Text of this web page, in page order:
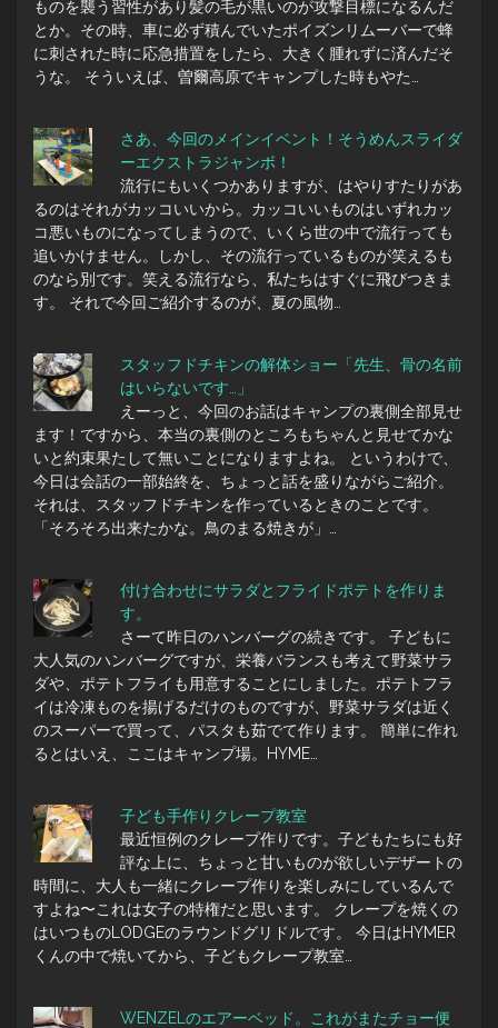
ものを襲う習性があり髪の毛が黒いのが攻撃目標になるんだ
とか。その時、車に必ず積んでいたポイズンリムーバーで蜂
に刺された時に応急措置をしたら、大きく腫れずに済んだそ
うな。 そういえば、曽爾高原でキャンプした時もやた…
さあ、今回のメインイベント！そうめんスライダ
ーエクストラジャンボ！
流行にもいくつかありますが、はやりすたりがあ
るのはそれがカッコいいから。カッコいいものはいずれカッ
コ悪いものになってしまうので、いくら世の中で流行っても
追いかけません。しかし、その流行っているものが笑えるも
のなら別です。笑える流行なら、私たちはすぐに飛びつきま
す。 それで今回ご紹介するのが、夏の風物…
スタッフドチキンの解体ショー「先生、骨の名前
はいらないです…」
えーっと、今回のお話はキャンプの裏側全部見せ
ます！ですから、本当の裏側のところもちゃんと見せてかな
いと約束果たして無いことになりますよね。 というわけで、
今日は会話の一部始終を、ちょっと話を盛りながらご紹介。
それは、スタッフドチキンを作っているときのことです。
「そろそろ出来たかな。鳥のまる焼きが」…
付け合わせにサラダとフライドポテトを作りま
す。
さーて昨日のハンバーグの続きです。 子どもに
大人気のハンバーグですが、栄養バランスも考えて野菜サラ
ダや、ポテトフライも用意することにしました。ポテトフラ
イは冷凍ものを揚げるだけのものですが、野菜サラダは近く
のスーパーで買って、パスタも茹でて作ります。 簡単に作れ
るとはいえ、ここはキャンプ場。HYME…
子ども手作りクレープ教室
最近恒例のクレープ作りです。子どもたちにも好
評な上に、ちょっと甘いものが欲しいデザートの
時間に、大人も一緒にクレープ作りを楽しみにしているんで
すよね〜これは女子の特権だと思います。 クレープを焼くの
はいつものLODGEのラウンドグリドルです。 今日はHYMER
くんの中で焼いてから、子どもクレープ教室…
WENZELのエアーベッド。これがまたチョー便